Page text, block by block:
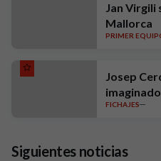
Jan Virgili
Mallorca
PRIMER
Josep
FICHAJES
Siguientes noticias